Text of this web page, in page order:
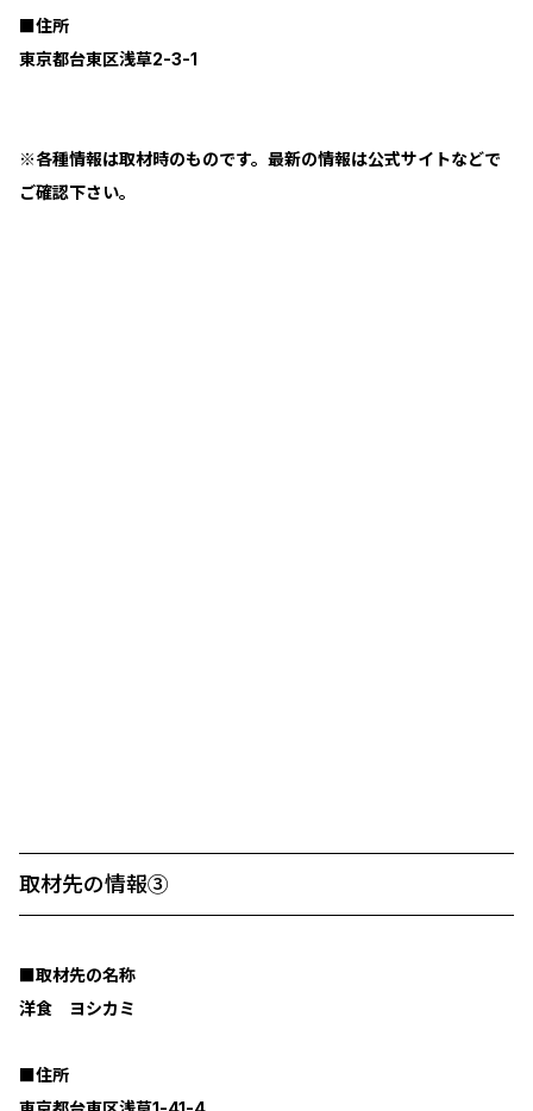
■住所
東京都台東区浅草2-3-1
※各種情報は取材時のものです。最新の情報は公式サイトなどで
ご確認下さい。
取材先の情報③
■取材先の名称
洋食 ヨシカミ
■住所